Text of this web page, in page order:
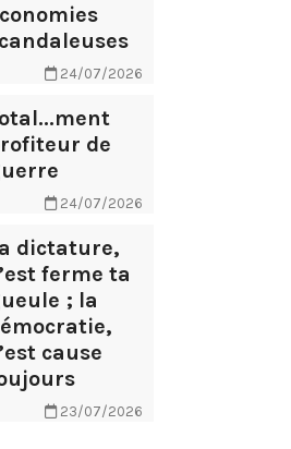
24/07/2026
de
24/07/2026
dictature,
ferme ta
; la
cause
23/07/2026